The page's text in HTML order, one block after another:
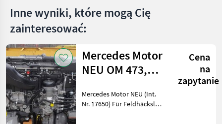
dealerów
Inne wyniki, które mogą Cię
zainteresować:
Mercedes Motor
NEU OM 473,
471, 4
Cena
na
zapytanie
Mercedes Motor NEU (Int.
Nr. 17650) Für Feldhäcksler,